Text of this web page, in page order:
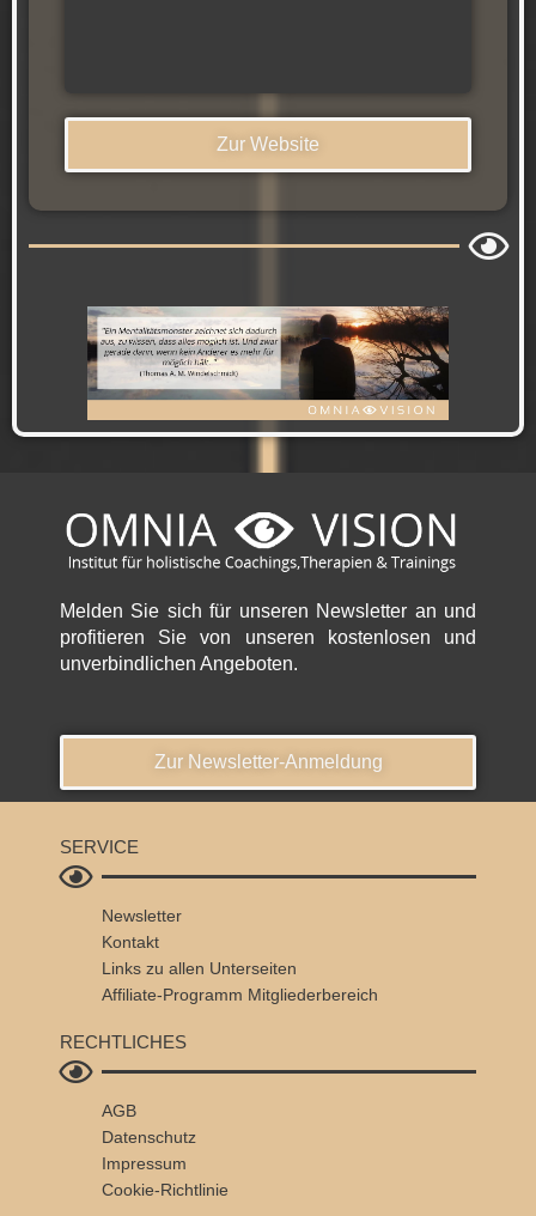
Zur Website
Melden Sie sich für unseren Newsletter an und
profitieren Sie von unseren kostenlosen und
unverbindlichen Angeboten.
Zur Newsletter-Anmeldung
SERVICE
Newsletter
Kontakt
Links zu allen Unterseiten
Affiliate-Programm Mitgliederbereich
RECHTLICHES
AGB
Datenschutz
Impressum
Cookie-Richtlinie